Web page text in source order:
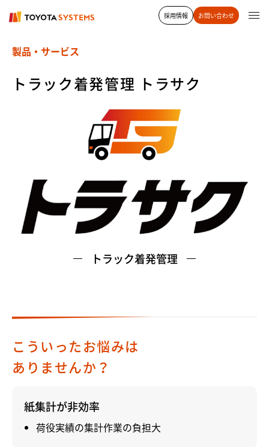
採用情報 お問い合わせ
製品・サービス
トラック着発管理 トラサク
トラック着発管理
こういったお悩みは
ありませんか？
紙集計が非効率
荷役実績の集計作業の負担大